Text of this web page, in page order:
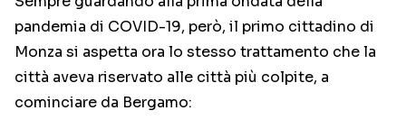
pandemia di COVID-19, però, il primo cittadino di
Monza si aspetta ora lo stesso trattamento che la
città aveva riservato alle città più colpite, a
cominciare da Bergamo: